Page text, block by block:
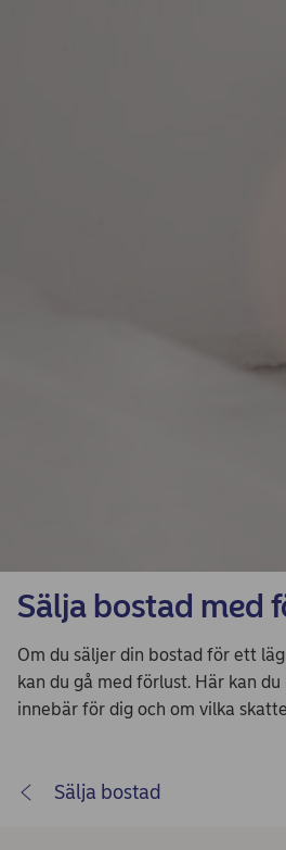
Sälja bostad med
Om du säljer din bostad för ett
kan du gå med förlust. Här kan
innebär för dig och om vilka
Sälja bostad